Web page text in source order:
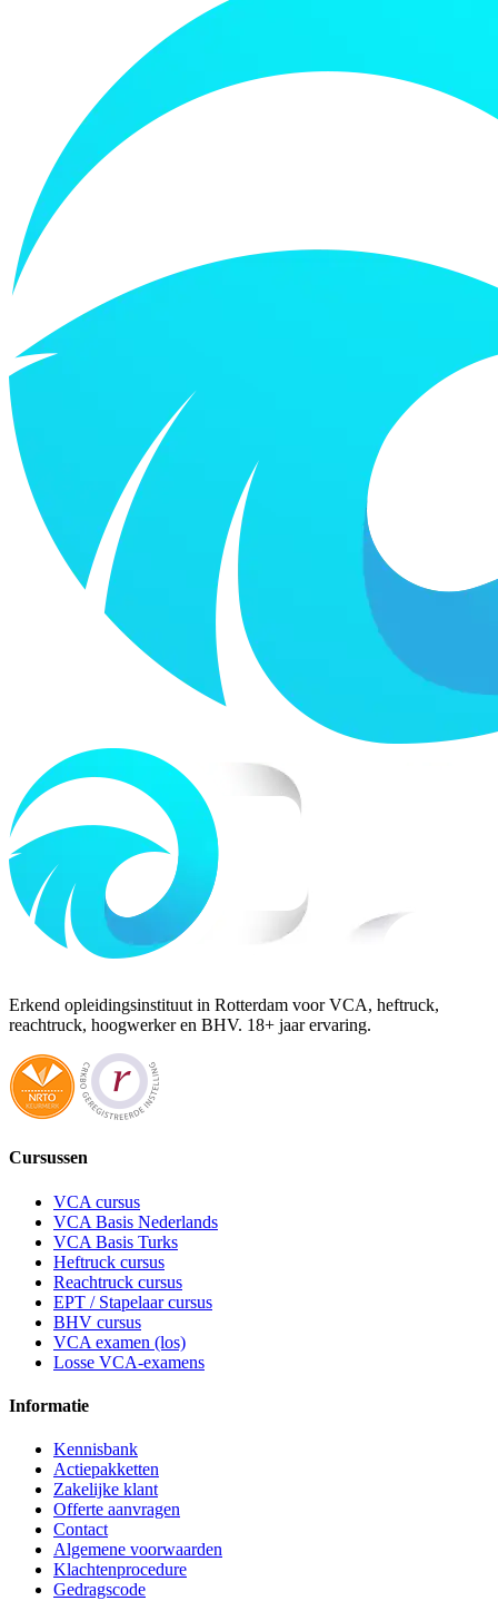
Erkend opleidingsinstituut in Rotterdam voor VCA, heftruck,
reachtruck, hoogwerker en BHV. 18+ jaar ervaring.
Cursussen
VCA cursus
VCA Basis Nederlands
VCA Basis Turks
Heftruck cursus
Reachtruck cursus
EPT / Stapelaar cursus
BHV cursus
VCA examen (los)
Losse VCA-examens
Informatie
Kennisbank
Actiepakketten
Zakelijke klant
Offerte aanvragen
Contact
Algemene voorwaarden
Klachtenprocedure
Gedragscode